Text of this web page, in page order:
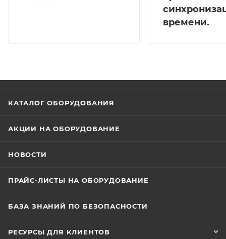
времени.
КАТАЛОГ ОБОРУДОВАНИЯ
АКЦИИ НА ОБОРУДОВАНИЕ
НОВОСТИ
ПРАЙС-ЛИСТЫ НА ОБОРУДОВАНИЕ
БАЗА ЗНАНИЙ ПО БЕЗОПАСНОСТИ
РЕСУРСЫ ДЛЯ КЛИЕНТОВ